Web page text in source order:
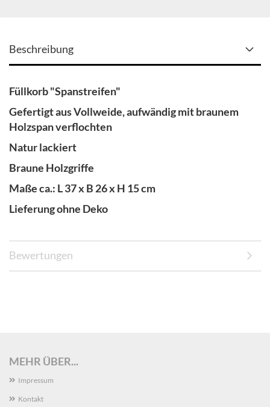
Beschreibung
Füllkorb "Spanstreifen"
Gefertigt aus Vollweide, aufwändig mit braunem
Holzspan verflochten
Natur lackiert
Braune Holzgriffe
Maße ca.: L 37 x B 26 x H 15 cm
Lieferung ohne Deko
Bewertungen
MEHR ÜBER...
Impressum
Kontakt